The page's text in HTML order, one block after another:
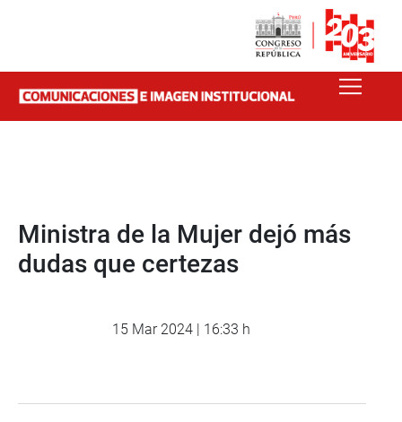
Ministra de la Mujer dejó más
dudas que certezas
15 Mar 2024 | 16:33 h